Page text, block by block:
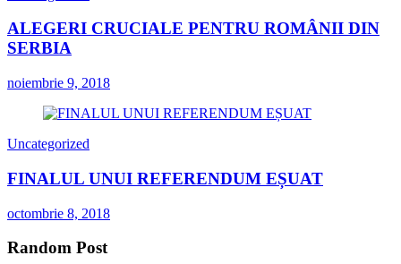
ALEGERI CRUCIALE PENTRU ROMÂNII DIN
SERBIA
noiembrie 9, 2018
Uncategorized
FINALUL UNUI REFERENDUM EȘUAT
octombrie 8, 2018
Random Post